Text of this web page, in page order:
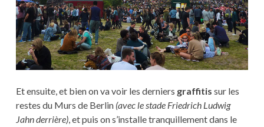
Et ensuite, et bien on va voir les derniers graffitis sur les
restes du Murs de Berlin (avec le stade Friedrich Ludwig
Jahn derrière), et puis on s’installe tranquillement dans le